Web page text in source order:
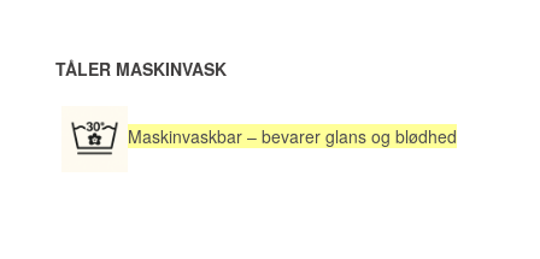
TÅLER MASKINVASK
Maskinvaskbar – bevarer glans og blødhed